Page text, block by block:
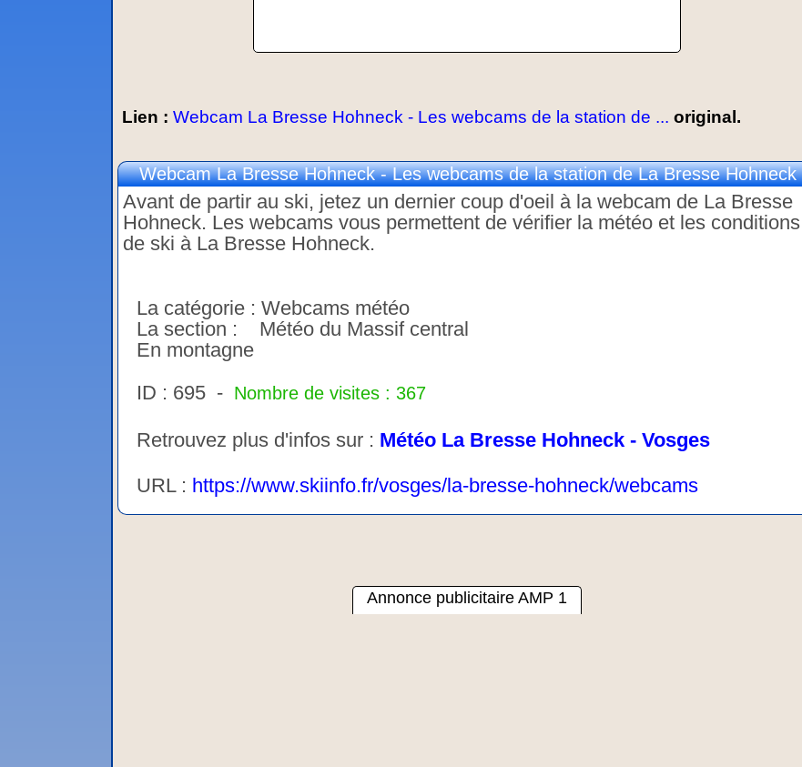
Lien : Webcam La Bresse Hohneck - Les webcams de la station de ... original.
Webcam La Bresse Hohneck - Les webcams de la station de La Bresse Hohneck
Avant de partir au ski, jetez un dernier coup d'oeil à la webcam de La Bresse
Hohneck. Les webcams vous permettent de vérifier la météo et les conditions
de ski à La Bresse Hohneck.
La catégorie : Webcams météo
La section : Météo du Massif central
En montagne
ID : 695 - Nombre de visites : 367
Retrouvez plus d'infos sur : Météo La Bresse Hohneck - Vosges
URL : https://www.skiinfo.fr/vosges/la-bresse-hohneck/webcams
Annonce publicitaire AMP 1